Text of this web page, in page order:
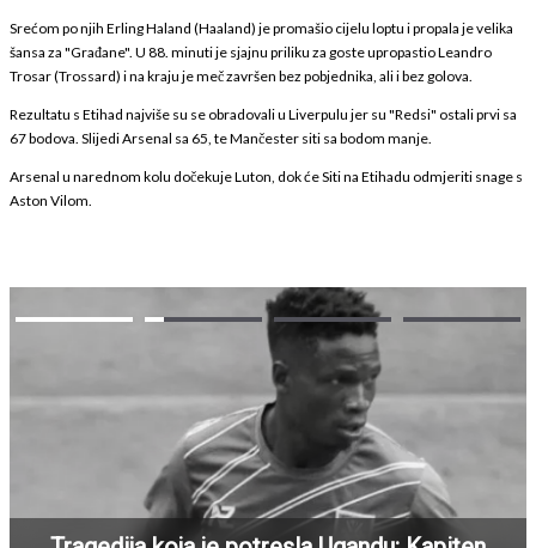
Srećom po njih Erling Haland (Haaland) je promašio cijelu loptu i propala je velika
šansa za "Građane". U 88. minuti je sjajnu priliku za goste upropastio Leandro
Trosar (Trossard) i na kraju je meč završen bez pobjednika, ali i bez golova.
Rezultatu s Etihad najviše su se obradovali u Liverpulu jer su "Redsi" ostali prvi sa
67 bodova. Slijedi Arsenal sa 65, te Mančester siti sa bodom manje.
Arsenal u narednom kolu dočekuje Luton, dok će Siti na Etihadu odmjeriti snage s
Aston Vilom.